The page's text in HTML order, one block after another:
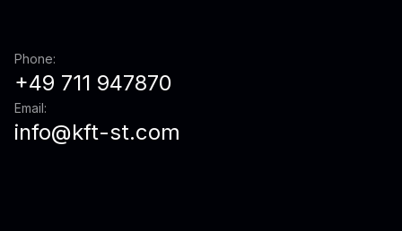
Phone:
+49 711 947870
Email:
info@kft-st.com